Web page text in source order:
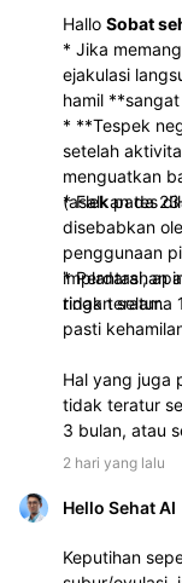
Hallo Sobat
* Jika
ejakulasi
hamil
* **Tespek
setelah
menguatkan
(asalkan tes
* Flek pada
disebabkan
penggunaan
implantasi,
tidak teratur.
* Perdarahan
ringan selama
pasti
Hal yang juga
tidak teratur
3 bulan, atau
sebaiknya
gangguan
2 hari yang lalu
Hello Sehat AI
Keputihan